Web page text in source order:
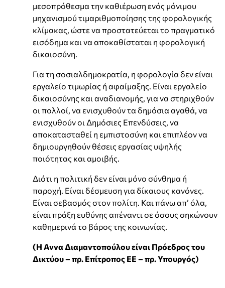
μεσοπρόθεσμα την καθιέρωση ενός μόνιμου
μηχανισμού τιμαριθμοποίησης της φορολογικής
κλίμακας, ώστε να προστατεύεται το πραγματικό
εισόδημα και να αποκαθίσταται η φορολογική
δικαιοσύνη.
Για τη σοσιαλδημοκρατία, η φορολογία δεν είναι
εργαλείο τιμωρίας ή αφαίμαξης. Είναι εργαλείο
δικαιοσύνης και αναδιανομής, για να στηριχθούν
οι πολλοί, να ενισχυθούν τα δημόσια αγαθά, να
ενισχυθούν οι Δημόσιες Επενδύσεις, να
αποκατασταθεί η εμπιστοσύνη και επιπλέον να
δημιουργηθούν θέσεις εργασίας υψηλής
ποιότητας και αμοιβής.
Διότι η πολιτική δεν είναι μόνο σύνθημα ή
παροχή. Είναι δέσμευση για δίκαιους κανόνες.
Είναι σεβασμός στον πολίτη. Και πάνω απ’ όλα,
είναι πράξη ευθύνης απέναντι σε όσους σηκώνουν
καθημερινά το βάρος της κοινωνίας.
(Η Αννα Διαμαντοπούλου είναι Πρόεδρος του
Δικτύου – πρ. Επίτροπος ΕΕ – πρ. Υπουργός)